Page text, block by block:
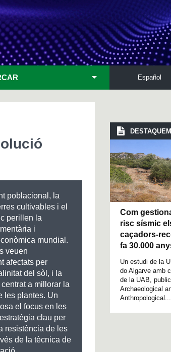
Español
poblacional, la
cultivables i el
perillen la
i
mundial.
veuen
afectats per
del sòl, i la
a millorar la
les plantes. Un
el focus en les
clau per
resistència de les
de la tècnica de
DESTAQUEM
Com
risc sísmic
caçadors-
fa 30.000
Un estudi de la
do Algarve amb
de la UAB,
Archaeological
Anthropological...